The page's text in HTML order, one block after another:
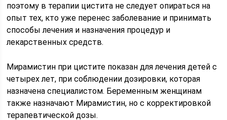
поэтому в терапии цистита не следует опираться на
опыт тех, кто уже перенес заболевание и принимать
способы лечения и назначения процедур и
лекарственных средств.
Мирамистин при цистите показан для лечения детей с
четырех лет, при соблюдении дозировки, которая
назначена специалистом. Беременным женщинам
также назначают Мирамистин, но с корректировкой
терапевтической дозы.